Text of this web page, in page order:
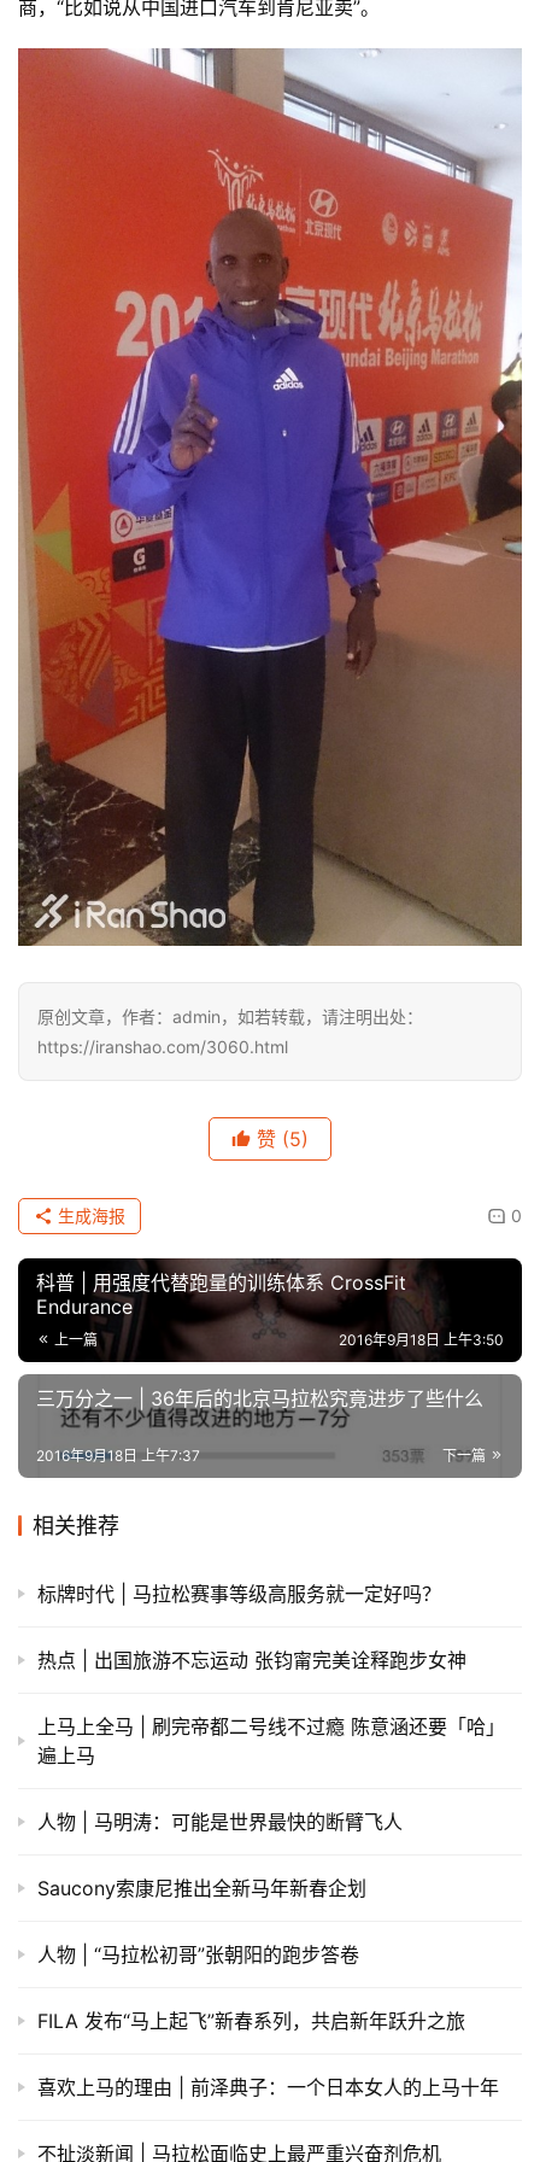
商，“比如说从中国进口汽车到肯尼亚卖”。
原创文章，作者：admin，如若转载，请注明出处：
https://iranshao.com/3060.html
赞 (5)
0
生成海报
科普 | 用强度代替跑量的训练体系 CrossFit
Endurance
上一篇 2016年9月18日 上午3:50
三万分之一 | 36年后的北京马拉松究竟进步了些什么
下一篇
2016年9月18日 上午7:37
相关推荐
标牌时代 | 马拉松赛事等级高服务就一定好吗？
热点 | 出国旅游不忘运动 张钧甯完美诠释跑步女神
上马上全马 | 刷完帝都二号线不过瘾 陈意涵还要「哈」
遍上马
人物 | 马明涛：可能是世界最快的断臂飞人
Saucony索康尼推出全新马年新春企划
人物 | “马拉松初哥”张朝阳的跑步答卷
FILA 发布“马上起飞”新春系列，共启新年跃升之旅
喜欢上马的理由 | 前泽典子：一个日本女人的上马十年
不扯淡新闻 | 马拉松面临史上最严重兴奋剂危机